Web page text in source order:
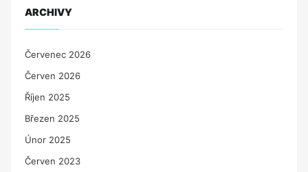
ARCHIVY
Červenec 2026
Červen 2026
Říjen 2025
Březen 2025
Únor 2025
Červen 2023